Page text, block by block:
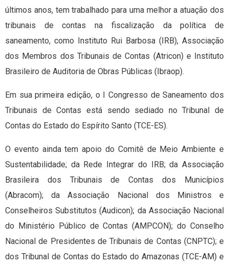
últimos anos, tem trabalhado para uma melhor a atuação dos
tribunais de contas na fiscalização da política de
saneamento, como Instituto Rui Barbosa (IRB), Associação
dos Membros dos Tribunais de Contas (Atricon) e Instituto
Brasileiro de Auditoria de Obras Públicas (Ibraop).
Em sua primeira edição, o I Congresso de Saneamento dos
Tribunais de Contas está sendo sediado no Tribunal de
Contas do Estado do Espírito Santo (TCE-ES).
O evento ainda tem apoio do Comitê de Meio Ambiente e
Sustentabilidade; da Rede Integrar do IRB; da Associação
Brasileira dos Tribunais de Contas dos Municípios
(Abracom); da Associação Nacional dos Ministros e
Conselheiros Substitutos (Audicon); da Associação Nacional
do Ministério Público de Contas (AMPCON); do Conselho
Nacional de Presidentes de Tribunais de Contas (CNPTC); e
dos Tribunal de Contas do Estado do Amazonas (TCE-AM) e